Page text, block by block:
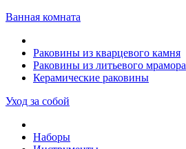
Ванная комната
Раковины из кварцевого камня
Раковины из литьевого мрамора
Керамические раковины
Уход за собой
Наборы